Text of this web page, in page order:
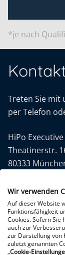
*je nach
Treten Sie mit
per Telefon
HiPo Executive
Theatinerstr.
80333
Wir verwenden
Auf dieser Website
Funktionsfähigkeit
Cookies. Sofern
auch zur
zur Darstellung von
zuletzt genannten
„Cookie-